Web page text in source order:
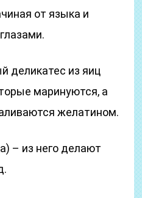
от языка и
деликатес из яиц
маринуются, а
желатином.
– из него делают